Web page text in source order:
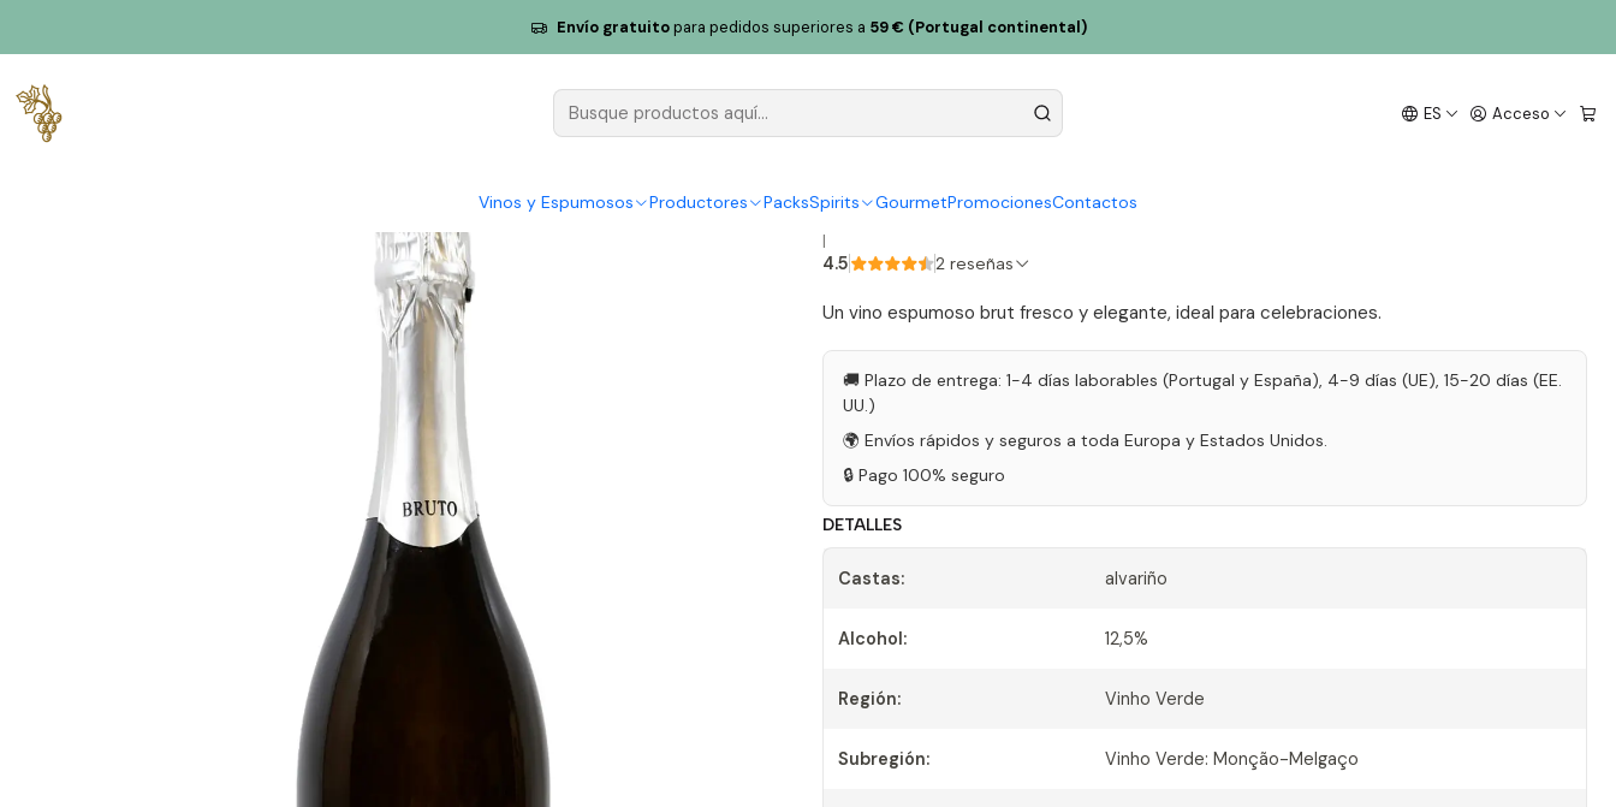
ES Acceso
Vinos y Espumosos Productores PacksSpirits GourmetPromocionesContactos
Envío gratuitopara pedidos superiores a 59 € (Portugal continental)
Reguengo de Melgaço Vino Espumoso Reguengo de Melgaço Alvarinho Reserva Brut 2020 75cl
Vino Espumoso Reguengo de
2020 75cl
|
4.5 2 reseñas
Un vino espumoso brut fresco y elegante, ideal para celebraciones.
🚚 Plazo de entrega: 1-4 días laborables (Portugal y España), 4-9 días (UE), 15-20 días (EE.
UU.)
🌍 Envíos rápidos y seguros a toda Europa y Estados Unidos.
🔒 Pago 100% seguro
DETALLES
Castas: alvariño
Alcohol: 12,5%
Región: Vinho Verde
Subregión: Vinho Verde: Monção-Melgaço